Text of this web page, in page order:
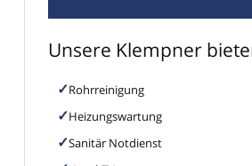
Unsere Klempner
Rohrreinigung
Heizungswartung
Sanitär Notdienst